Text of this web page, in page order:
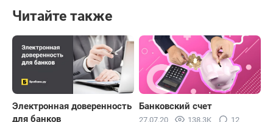
Читайте также
Электронная доверенность
для банков
Банковский счет
27.07.20 138.3K 12